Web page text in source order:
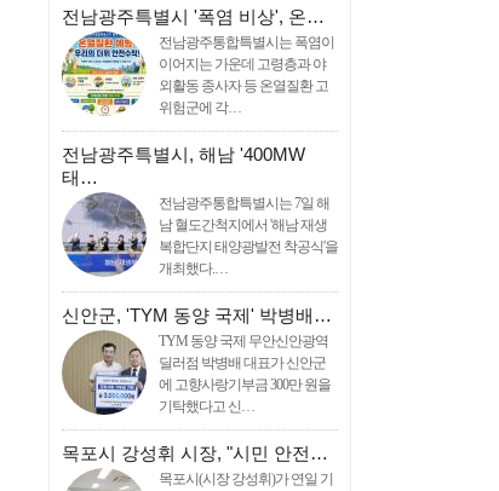
전남광주특별시 '폭염 비상', 온…
전남광주통합특별시는 폭염이
이어지는 가운데 고령층과 야
외활동 종사자 등 온열질환 고
위험군에 각…
전남광주특별시, 해남 '400MW
태…
전남광주통합특별시는 7일 해
남 혈도간척지에서 '해남 재생
복합단지 태양광발전 착공식'을
개최했다.…
신안군, 'TYM 동양 국제' 박병배…
TYM 동양 국제 무안신안광역
딜러점 박병배 대표가 신안군
에 고향사랑기부금 300만 원을
기탁했다고 신…
목포시 강성휘 시장, "시민 안전…
목포시(시장 강성휘)가 연일 기